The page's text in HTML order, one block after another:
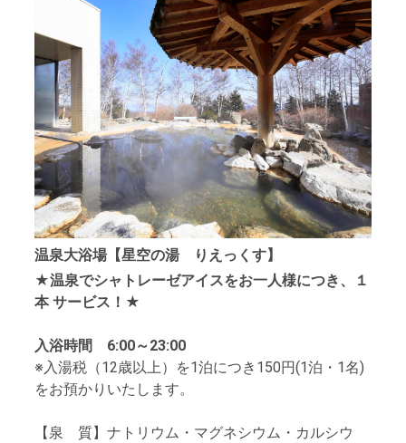
温泉大浴場【星空の湯 りえっくす】
★温泉でシャトレーゼアイスをお一人様につき、１
本 サービス！★
入浴時間 6:00～23:00
※入湯税（12歳以上）を1泊につき150円(1泊・1名)
をお預かりいたします。
【泉 質】ナトリウム・マグネシウム・カルシウ